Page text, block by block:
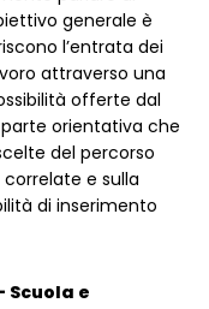
generale è
l’entrata dei
attraverso una
offerte dal
orientativa che
del percorso
e sulla
di inserimento
Scuola e